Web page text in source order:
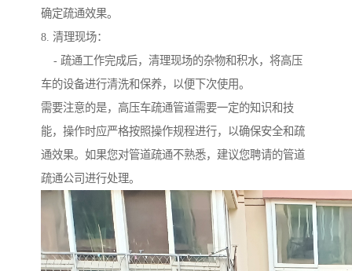
确定疏通效果。
8. 清理现场：
- 疏通工作完成后，清理现场的杂物和积水，将高压
车的设备进行清洗和保养，以便下次使用。
需要注意的是，高压车疏通管道需要一定的知识和技
能，操作时应严格按照操作规程进行，以确保安全和疏
通效果。如果您对管道疏通不熟悉，建议您聘请的管道
疏通公司进行处理。